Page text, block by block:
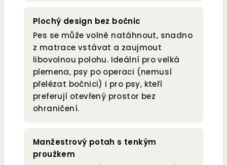
Plochý design bez bočnic
Pes se může volně natáhnout, snadno
z matrace vstávat a zaujmout
libovolnou polohu. Ideální pro velká
plemena, psy po operaci (nemusí
přelézat bočnici) i pro psy, kteří
preferují otevřený prostor bez
ohraničení.
Manžestrový potah s tenkým
proužkem